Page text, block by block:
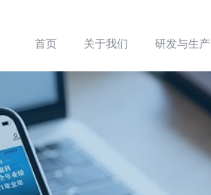
首页 关于我们 研发与生产